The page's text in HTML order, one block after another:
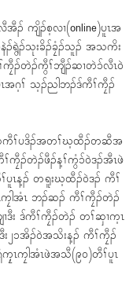
ကျိၣ်စ့လၢ(online)ပူၤအ
နဲၣ်ရွဲၣ်သုးခိၣ်ခၠံၣ်သူၣ် အသကိး
ကၠီၣ်တဲၣ်ကွီၢ်ဘျီၣ်ဆၢတဲၥ်လီၤဝဲ
အဂ့ၢ် သ့ၣ်ညါဘၣ်ဒ်ကီၢ်ကၠီၣ်
းထံကီၢ်ပဒိၣ်အတၢ်ဃ့ထီၣ်တဆီအ
ကၠီၣ်တဲၣ်ဖီၣ်န့ၢ်ကွံၥ်ဝဲဒၣ်အီၤဖဲ
ၢ်ပူၤန့ၣ် တရူးဃ့ထီၣ်ဝဲဒၣ် ကီၢ်
ါအံၤ ဘၣ်ဆၣ် ကီၢ်ကၠီၣ်တဲၣ်
ဒီး ဒ်ကီၢ်ကၠီၣ်တဲၣ် တၢ်ဆှၢက့ၤ
း၂၁အိၣ်ဝဲအသိးန့ၣ် ကီၢ်ကၠီၣ်
ၤကၠါအံၤဖဲအသီ(၉၀)တီၢ်ပူၤ